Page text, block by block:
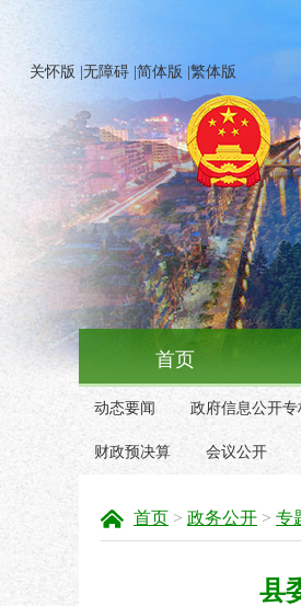
关怀版 无障碍 简体版 繁体版
首页
动态要闻 政府信息公开专
财政预决算 会议公开
首页 > 政务公开 > 专
县